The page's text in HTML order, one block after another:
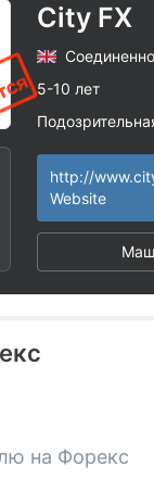
City FX
5-10 лет
Высокие
Website
на Форекс